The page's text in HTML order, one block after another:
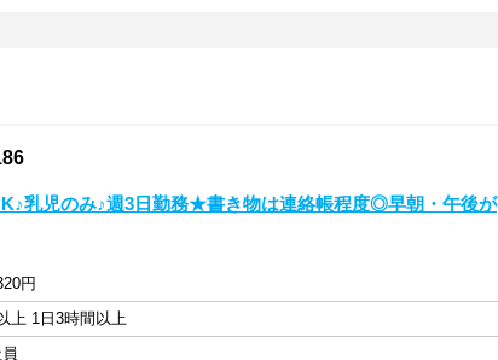
乳児のみ♪週3日勤務★書き物は連絡帳程度◎早朝・午後が
円
上 1日3時間以上